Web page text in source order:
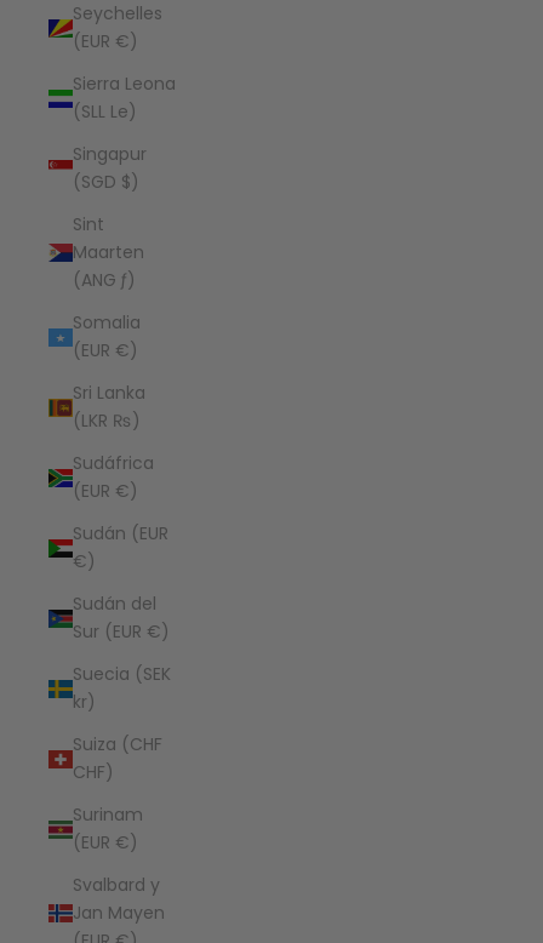
Seychelles
(EUR €)
Sierra Leona
(SLL Le)
Singapur
(SGD $)
Sint
Maarten
(ANG ƒ)
Somalia
(EUR €)
Sri Lanka
(LKR ₨)
Sudáfrica
(EUR €)
Sudán (EUR
€)
Sudán del
Sur (EUR €)
Suecia (SEK
kr)
Suiza (CHF
CHF)
Surinam
(EUR €)
Svalbard y
Jan Mayen